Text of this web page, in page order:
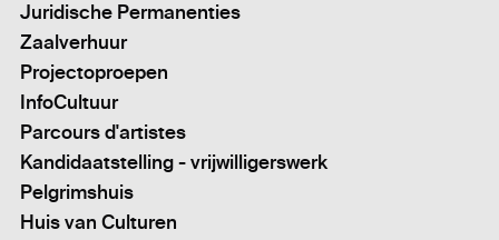
Juridische Permanenties
Zaalverhuur
Projectoproepen
InfoCultuur
Parcours d'artistes
Kandidaatstelling - vrijwilligerswerk
Pelgrimshuis
Huis van Culturen